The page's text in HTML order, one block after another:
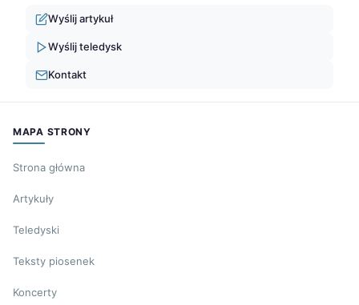
Wyślij artykuł
Wyślij teledysk
Kontakt
MAPA STRONY
Strona główna
Artykuły
Teledyski
Teksty piosenek
Koncerty